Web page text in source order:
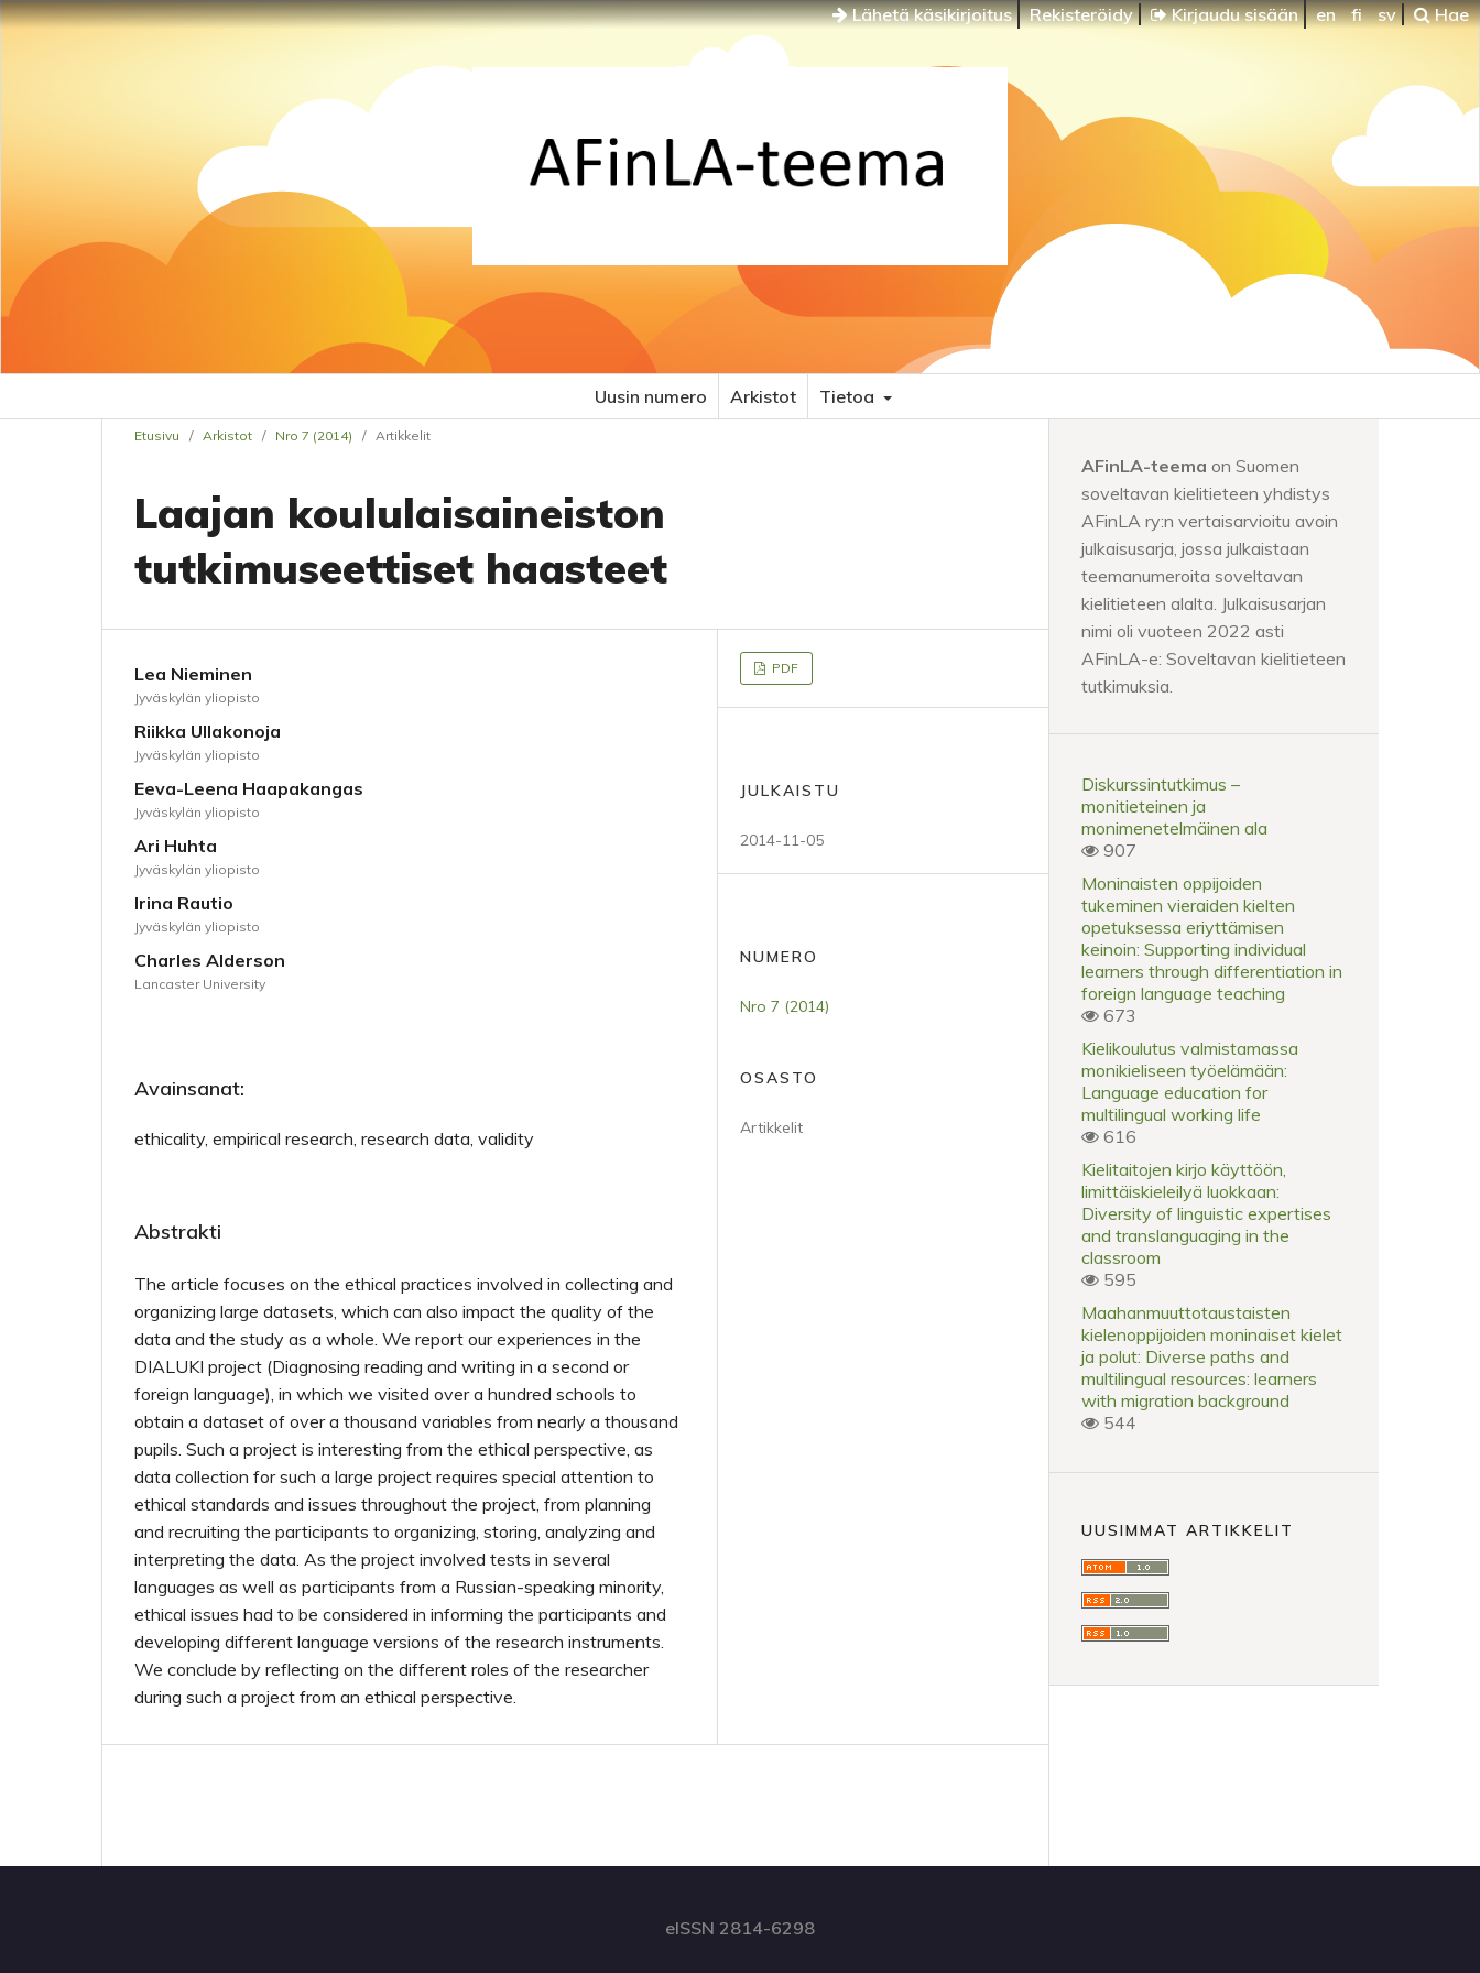
Lähetä käsikirjoitus Rekisteröidy Kirjaudu sisään en fi sv Hae
Uusin numero Arkistot Tietoa
Etusivu / Arkistot / Nro 7 (2014) / Artikkelit
Laajan koululaisaineiston
tutkimuseettiset haasteet
Lea Nieminen
Jyväskylän yliopisto
Riikka Ullakonoja
Jyväskylän yliopisto
Eeva-Leena Haapakangas
Jyväskylän yliopisto
Ari Huhta
Jyväskylän yliopisto
Irina Rautio
Jyväskylän yliopisto
Charles Alderson
Lancaster University
Avainsanat:
ethicality, empirical research, research data, validity
Abstrakti
The article focuses on the ethical practices involved in collecting and
organizing large datasets, which can also impact the quality of the
data and the study as a whole. We report our experiences in the
DIALUKI project (Diagnosing reading and writing in a second or
foreign language), in which we visited over a hundred schools to
obtain a dataset of over a thousand variables from nearly a thousand
pupils. Such a project is interesting from the ethical perspective, as
data collection for such a large project requires special attention to
ethical standards and issues throughout the project, from planning
and recruiting the participants to organizing, storing, analyzing and
interpreting the data. As the project involved tests in several
languages as well as participants from a Russian-speaking minority,
ethical issues had to be considered in informing the participants and
developing different language versions of the research instruments.
We conclude by reflecting on the different roles of the researcher
during such a project from an ethical perspective.
PDF
JULKAISTU
2014-11-05
NUMERO
Nro 7 (2014)
OSASTO
Artikkelit
AFinLA-teema on Suomen
soveltavan kielitieteen yhdistys
AFinLA ry:n vertaisarvioitu avoin
julkaisusarja, jossa julkaistaan
teemanumeroita soveltavan
kielitieteen alalta. Julkaisusarjan
nimi oli vuoteen 2022 asti
AFinLA-e: Soveltavan kielitieteen
tutkimuksia.
Diskurssintutkimus –
monitieteinen ja
monimenetelmäinen ala
907
Moninaisten oppijoiden
tukeminen vieraiden kielten
opetuksessa eriyttämisen
keinoin: Supporting individual
learners through differentiation in
foreign language teaching
673
Kielikoulutus valmistamassa
monikieliseen työelämään:
Language education for
multilingual working life
616
Kielitaitojen kirjo käyttöön,
limittäiskieleilyä luokkaan:
Diversity of linguistic expertises
and translanguaging in the
classroom
595
Maahanmuuttotaustaisten
kielenoppijoiden moninaiset kielet
ja polut: Diverse paths and
multilingual resources: learners
with migration background
544
UUSIMMAT ARTIKKELIT
eISSN 2814-6298